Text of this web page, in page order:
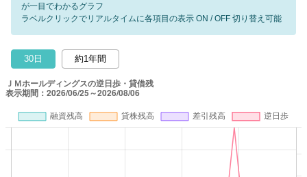
が一目でわかるグラフ
ラベルクリックでリアルタイムに各項目の表示 ON / OFF 切り替え可能
30日 約1年間